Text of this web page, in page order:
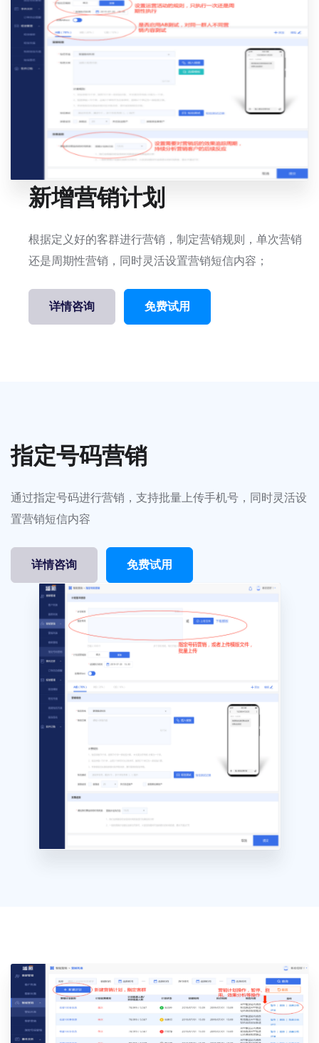
新增营销计划
根据定义好的客群进行营销，制定营销规则，单次营销
还是周期性营销，同时灵活设置营销短信内容；
详情咨询 免费试用
指定号码营销
通过指定号码进行营销，支持批量上传手机号，同时灵活设
置营销短信内容
详情咨询 免费试用